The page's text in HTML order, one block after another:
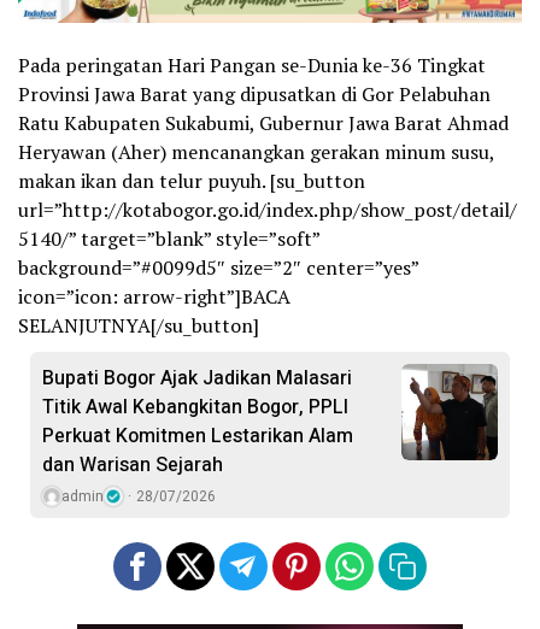
Pada peringatan Hari Pangan se-Dunia ke-36 Tingkat
Provinsi Jawa Barat yang dipusatkan di Gor Pelabuhan
Ratu Kabupaten Sukabumi, Gubernur Jawa Barat Ahmad
Heryawan (Aher) mencanangkan gerakan minum susu,
makan ikan dan telur puyuh. [su_button
url=”http://kotabogor.go.id/index.php/show_post/detail/
5140/” target=”blank” style=”soft”
background=”#0099d5″ size=”2″ center=”yes”
icon=”icon: arrow-right”]BACA
SELANJUTNYA[/su_button]
Bupati Bogor Ajak Jadikan Malasari
Titik Awal Kebangkitan Bogor, PPLI
Perkuat Komitmen Lestarikan Alam
dan Warisan Sejarah
admin 28/07/2026